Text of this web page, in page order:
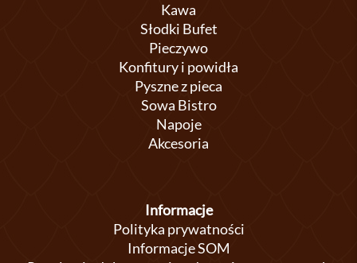
Kawa
Słodki Bufet
Pieczywo
Konfitury i powidła
Pyszne z pieca
Sowa Bistro
Napoje
Akcesoria
Informacje
Polityka prywatności
Informacje SOM